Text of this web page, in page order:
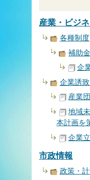
産業・ビジ
各種制度
補助
企
企業誘
産業
地域
本計画を
企業
市政情報
政策・